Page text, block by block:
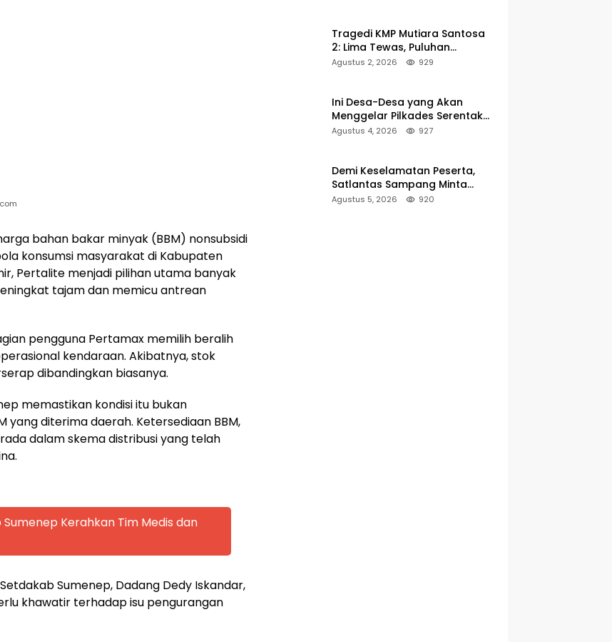
bahan bakar minyak (BBM) nonsubsidi
konsumsi masyarakat di Kabupaten
Pertalite menjadi pilihan utama banyak
tajam dan memicu antrean
pengguna Pertamax memilih beralih
kendaraan. Akibatnya, stok
dibandingkan biasanya.
memastikan kondisi itu bukan
yang diterima daerah. Ketersediaan BBM,
dalam skema distribusi yang telah
Kerahkan Tim Medis dan
Sumenep, Dadang Dedy Iskandar,
khawatir terhadap isu pengurangan
Tragedi KMP Mutiara Santosa
2: Lima Tewas, Puluhan
Penumpang Masih Dalam
Agustus 2, 2026 929
Ini Desa-Desa yang Akan
Menggelar Pilkades Serentak
2027 di Kabupaten Sumenep
Agustus 4, 2026 927
Demi Keselamatan Peserta,
Satlantas Sampang Minta
Latihan Gerak Jalan Pindah ke
Agustus 5, 2026 920